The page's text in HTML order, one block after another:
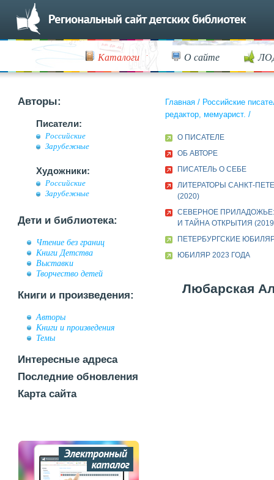
Каталоги О сайте
Авторы:
Писатели:
Российские
Зарубежные
Художники:
Российские
Зарубежные
Дети и библиотека:
Чтение без границ
Книги Детства
Выставки
Творчество детей
Книги и произведения:
Авторы
Книги и произведения
Темы
Интересные адреса
Последние обновления
Карта сайта
Главная / Российские
редактор, мемуарист. /
О ПИСАТЕЛЕ
ОБ АВТОРЕ
ПИСАТЕЛЬ О СЕБЕ
ЛИТЕРАТОРЫ САНКТ-
(2020)
СЕВЕРНОЕ
И ТАЙНА ОТКРЫТИЯ
ПЕТЕРБУРГСКИЕ
ЮБИЛЯР 2023 ГОДА
Любарская